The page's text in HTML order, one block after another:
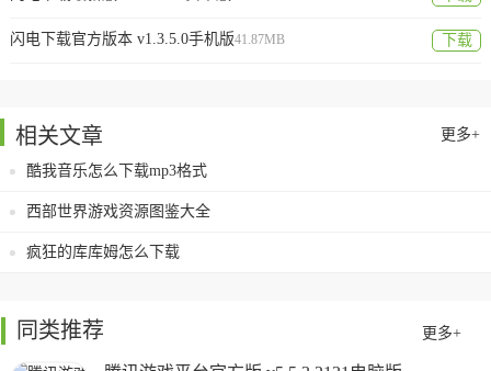
闪电下载官方版本 v1.3.5.0手机版41.87MB 下载
相关文章 更多+
酷我音乐怎么下载mp3格式
西部世界游戏资源图鉴大全
疯狂的库库姆怎么下载
同类推荐 更多+